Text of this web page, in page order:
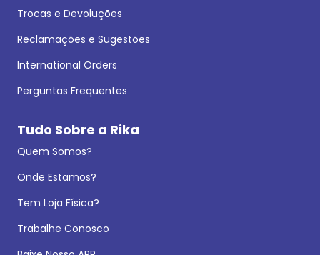
Trocas e Devoluções
Reclamações e Sugestões
International Orders
Perguntas Frequentes
Tudo Sobre a Rika
Quem Somos?
Onde Estamos?
Tem Loja Física?
Trabalhe Conosco